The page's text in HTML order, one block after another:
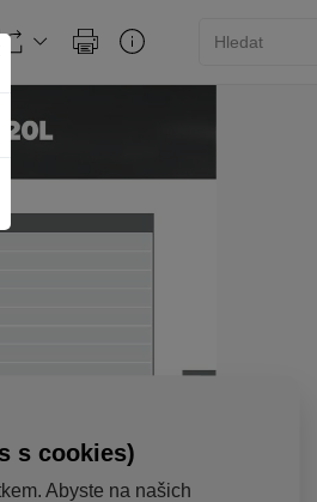
s cookies)
Abyste na našich